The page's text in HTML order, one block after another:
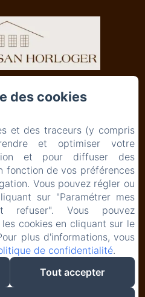
6
- Les Bois
961 22 22
horloger.ch
Amenitiz
des cookies
et des traceurs (y compris
et optimiser votre
et pour diffuser des
fonction de vos préférences
Vous pouvez régler ou
sur "Paramétrer mes
refuser". Vous pouvez
cookies en cliquant sur le
plus d'informations, vous
de confidentialité.
Tout accepter